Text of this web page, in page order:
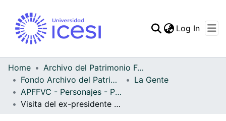
Statistics
Log In
Home
Archivo del Patrimonio Fotográfico y Fílmico del Valle del Cauca
Fondo Archivo del Patrimonio Fotográfico y Fílmico del Valle del Cauca
La Gente
APFFVC - Personajes - Patrimonial
Visita del ex-presidente de la república Carlos Lleras Restrepo a Zarzal